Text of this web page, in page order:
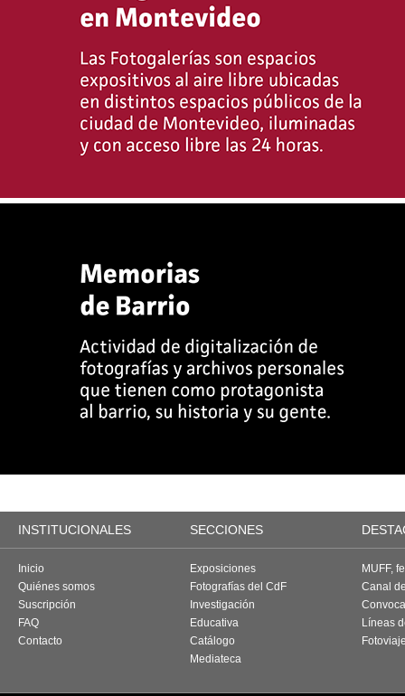
INSTITUCIONALES SECCIONES
Inicio
Quiénes somos
Suscripción
FAQ
Contacto
Exposiciones
Fotografías del CdF
Investigación
Educativa
Catálogo
Mediateca
MUFF,
Canal
Líneas